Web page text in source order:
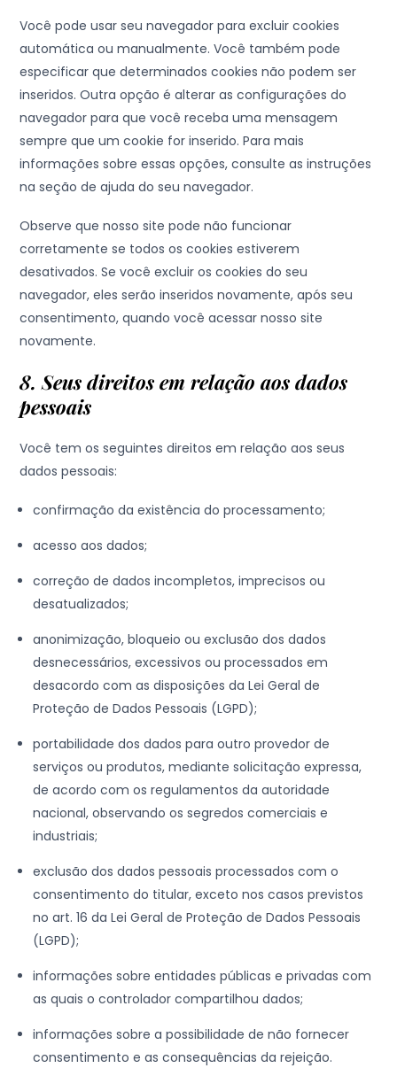
Você pode usar seu navegador para excluir cookies
automática ou manualmente. Você também pode
especificar que determinados cookies não podem ser
inseridos. Outra opção é alterar as configurações do
navegador para que você receba uma mensagem
sempre que um cookie for inserido. Para mais
informações sobre essas opções, consulte as instruções
na seção de ajuda do seu navegador.
Observe que nosso site pode não funcionar
corretamente se todos os cookies estiverem
desativados. Se você excluir os cookies do seu
navegador, eles serão inseridos novamente, após seu
consentimento, quando você acessar nosso site
novamente.
8. Seus direitos em relação aos dados
pessoais
Você tem os seguintes direitos em relação aos seus
dados pessoais:
confirmação da existência do processamento;
acesso aos dados;
correção de dados incompletos, imprecisos ou
desatualizados;
anonimização, bloqueio ou exclusão dos dados
desnecessários, excessivos ou processados em
desacordo com as disposições da Lei Geral de
Proteção de Dados Pessoais (LGPD);
portabilidade dos dados para outro provedor de
serviços ou produtos, mediante solicitação expressa,
de acordo com os regulamentos da autoridade
nacional, observando os segredos comerciais e
industriais;
exclusão dos dados pessoais processados com o
consentimento do titular, exceto nos casos previstos
no art. 16 da Lei Geral de Proteção de Dados Pessoais
(LGPD);
informações sobre entidades públicas e privadas com
as quais o controlador compartilhou dados;
informações sobre a possibilidade de não fornecer
consentimento e as consequências da rejeição.